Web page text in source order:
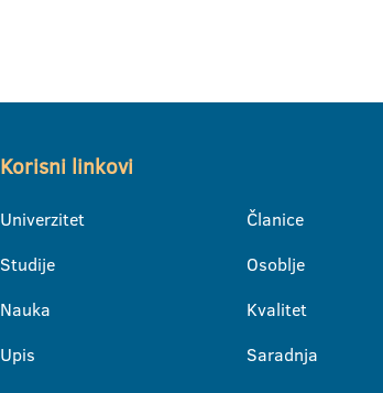
Korisni linkovi
Univerzitet
Studije
Nauka
Upis
Članice
Osoblje
Kvalitet
Saradnja